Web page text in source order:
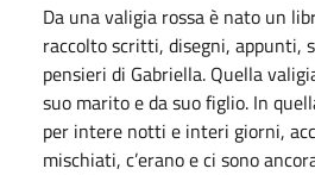
Da una valigia rossa è nato un
raccolto scritti, disegni, appunti,
pensieri di Gabriella. Quella
suo marito e da suo figlio. In
per intere notti e interi giorni,
mischiati, c’erano e ci sono